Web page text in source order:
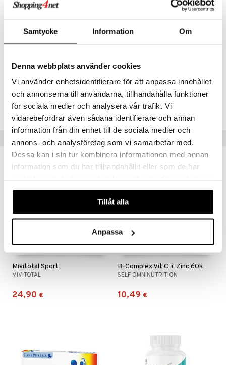
Samtycke Information Om
Denna webbplats använder cookies
Vi använder enhetsidentifierare för att anpassa innehållet
och annonserna till användarna, tillhandahålla funktioner
för sociala medier och analysera vår trafik. Vi
vidarebefordrar även sådana identifierare och annan
information från din enhet till de sociala medier och
annons- och analysföretag som vi samarbetar med.
Dessa kan i sin tur kombinera informationen med annan
information som du har tillhandahållit eller som de har
våra cookies vid fortsatt användande av vår webbplats.
Tillåt alla
Anpassa
Ainesosat
kasviskapseli (hydroksipropyylimetyyliselluloosa)
-josta puhdasta C-vitamiinia 500 mg 625%*
Tuotenumero
FSLAO-U7-60
Suositut tuotteet
Mivitotal Sport
MIVITOTAL
24,90 €
B-Complex Vit C + Zinc 60k
SELF OMNINUTRITION
10,49 €